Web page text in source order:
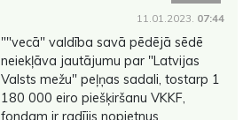
11.01.2023. 07:44
""vecā" valdība savā pēdējā sēdē
neiekļāva jautājumu par "Latvijas
Valsts mežu" peļņas sadali, tostarp 1
180 000 eiro piešķiršanu VKKF,
fondam ir radījis nopietnus